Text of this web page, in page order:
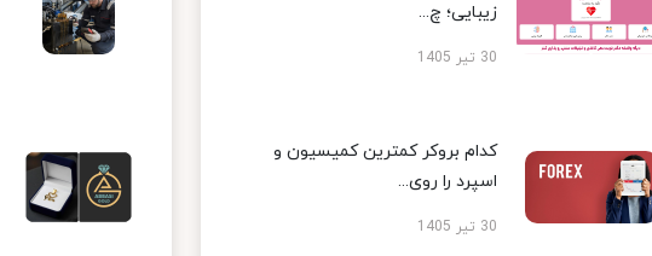
زیبایی؛ چ...
30 تیر 1405
کدام بروکر کمترین کمیسیون و
اسپرد را روی...
30 تیر 1405